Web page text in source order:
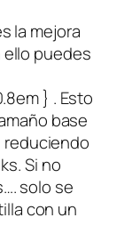
la mejora
ello puedes
} . Esto
base
reduciendo
Si no
solo se
con un